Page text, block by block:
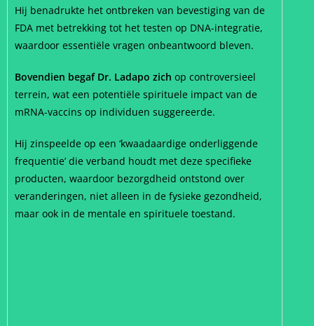
Hij benadrukte het ontbreken van bevestiging van de
FDA met betrekking tot het testen op DNA-integratie,
waardoor essentiële vragen onbeantwoord bleven.
Bovendien begaf Dr. Ladapo zich op controversieel
terrein, wat een potentiële spirituele impact van de
mRNA-vaccins op individuen suggereerde.
Hij zinspeelde op een ‘kwaadaardige onderliggende
frequentie’ die verband houdt met deze specifieke
producten, waardoor bezorgdheid ontstond over
veranderingen, niet alleen in de fysieke gezondheid,
maar ook in de mentale en spirituele toestand.